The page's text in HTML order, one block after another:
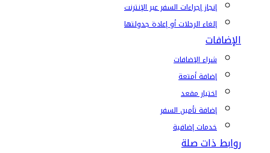
إنجاز إجراءات السفر عبر الإنترنت
إلغاء الرحلات أو إعادة جدولتها
الإضافات
شراء الإضافات
إضافة أمتعة
اختيار مقعد
إضافة تأمين السفر
خدمات إضافية
روابط ذات صلة